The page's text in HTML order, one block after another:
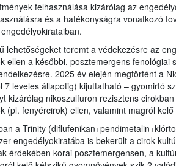
felhasználása kizárólag az
és a hatékonyságra vonatkozó
lehetőségeket teremt a védekezésre az
ellen a későbbi, posztemergens fenológiai
2025 év elején megtörtént a
7 leveles állapotig) kijuttatható – gyomirtó
kizárólag nikoszulfuron rezisztens
(pl. fenyércirok) ellen, valamint magról
a Trinity
engedélyokiratába is bekerült a cirok
érdekében korai posztemergensen, a